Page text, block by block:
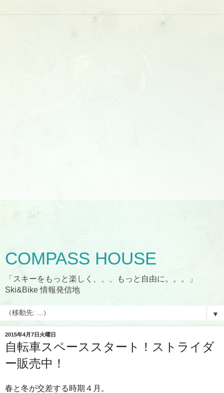
COMPASS HOUSE
「スキーをもっと楽しく、、、もっと自由に。。。」
Ski&Bike 情報発信地
▼
2015年4月7日火曜日
自転車スペーススタート！ストライダ
ー販売中！
春と冬が交差する時期４月。